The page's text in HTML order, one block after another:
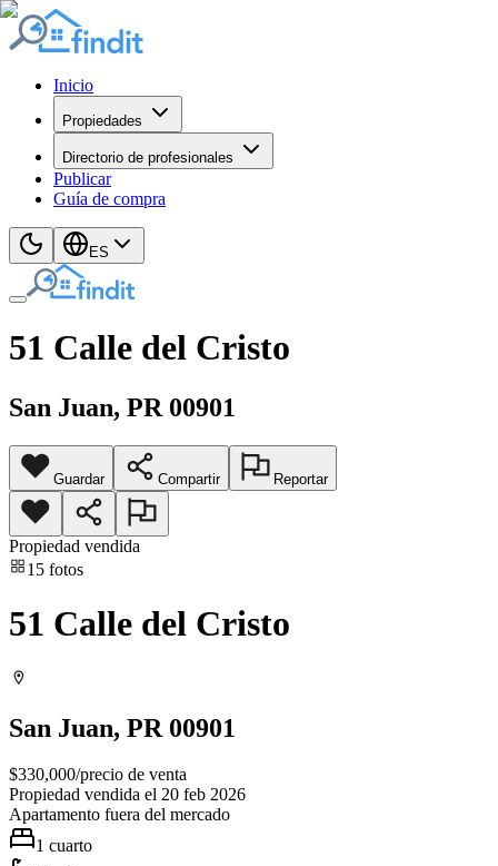
Inicio
Propiedades
Directorio de profesionales
Publicar
Guía de compra
ES
51 Calle del Cristo
San Juan, PR 00901
Guardar Compartir Reportar
Propiedad vendida
15 fotos
51 Calle del Cristo
San Juan, PR 00901
$330,000/precio de venta
Propiedad vendida el 20 feb 2026
Apartamento fuera del mercado
1 cuarto